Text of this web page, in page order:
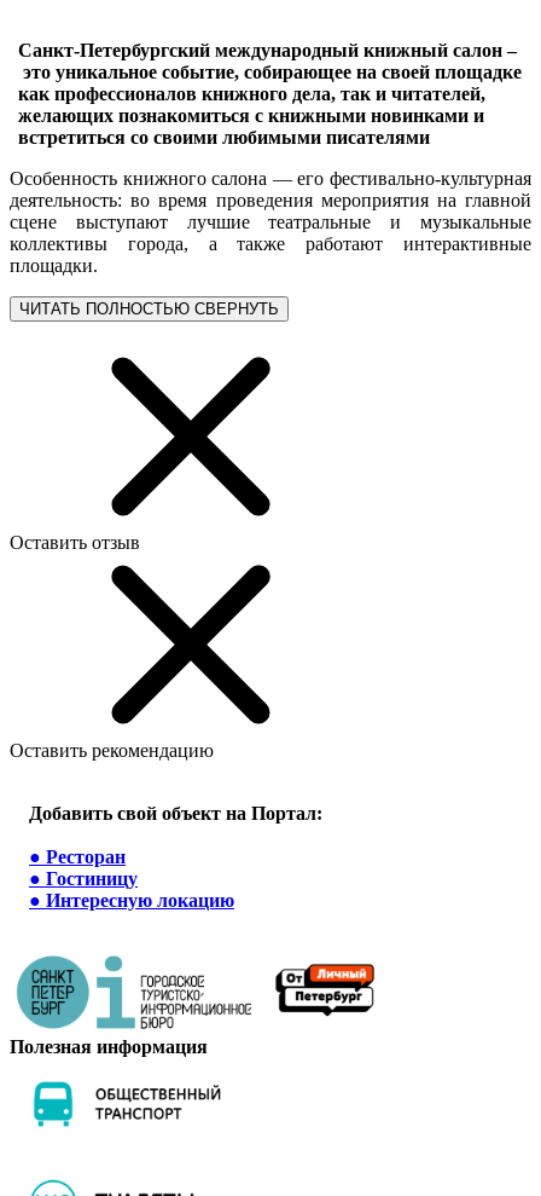
Санкт-Петербургский международный книжный салон –
это уникальное событие, собирающее на своей площадке
как профессионалов книжного дела, так и читателей,
желающих познакомиться с книжными новинками и
встретиться со своими любимыми писателями
Особенность книжного салона — его фестивально-культурная
деятельность: во время проведения мероприятия на главной
сцене выступают лучшие театральные и музыкальные
коллективы города, а также работают интерактивные
площадки.
ЧИТАТЬ ПОЛНОСТЬЮ СВЕРНУТЬ
Оставить отзыв
Оставить рекомендацию
Добавить свой объект на Портал:
● Ресторан
● Гостиницу
● Интересную локацию
Полезная информация